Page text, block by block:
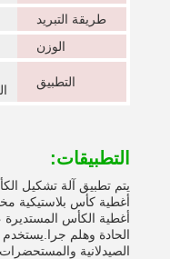
طريقة التبريد
الوزن
التطبيق
التطبيقات:
يتم تطبيق آلة تشكيل
أغطية كأس بلاستيكية
أغطية الكأس المستديرة
الحادة وهلم
الصيدلانية